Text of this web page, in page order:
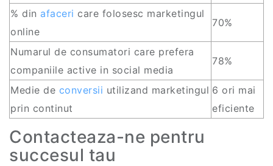
% din afaceri care folosesc marketingul
online
70%
Numarul de consumatori care prefera
companiile active in social media
78%
Medie de conversii utilizand marketingul
prin continut
6 ori mai
eficiente
Contacteaza-ne pentru
succesul tau